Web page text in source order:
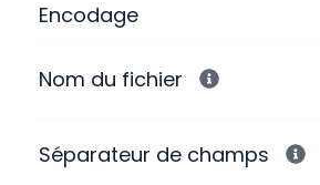
Encodage
Nom du fichier
Séparateur de champs